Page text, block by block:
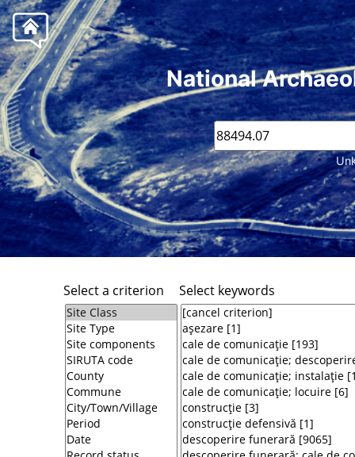
National
Select a criterion Select keywords